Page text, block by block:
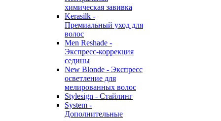
химическая завивка
Kerasilk -
Премиальный уход для
волос
Men Reshade -
Экспресс-коррекция
седины
New Blonde - Экспресс
осветление для
мелированных волос
Stylesign - Стайлинг
System -
Дополнительные